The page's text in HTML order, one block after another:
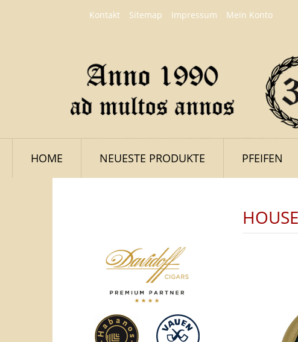
Kontakt Sitemap Impressum Mein Konto
HOME NEUESTE PRODUKTE PFEIFEN